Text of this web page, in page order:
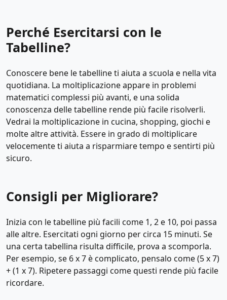
Perché Esercitarsi con le
Tabelline?
Conoscere bene le tabelline ti aiuta a scuola e nella vita
quotidiana. La moltiplicazione appare in problemi
matematici complessi più avanti, e una solida
conoscenza delle tabelline rende più facile risolverli.
Vedrai la moltiplicazione in cucina, shopping, giochi e
molte altre attività. Essere in grado di moltiplicare
velocemente ti aiuta a risparmiare tempo e sentirti più
sicuro.
Consigli per Migliorare?
Inizia con le tabelline più facili come 1, 2 e 10, poi passa
alle altre. Esercitati ogni giorno per circa 15 minuti. Se
una certa tabellina risulta difficile, prova a scomporla.
Per esempio, se 6 x 7 è complicato, pensalo come (5 x 7)
+ (1 x 7). Ripetere passaggi come questi rende più facile
ricordare.